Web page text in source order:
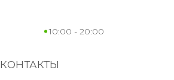
10:00 - 20:00
КОНТАКТЫ